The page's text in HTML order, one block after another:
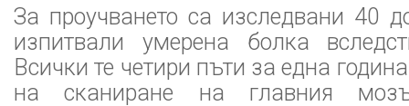
За проучването са изследвани 40
изпитвали умерена болка
Всички те четири пъти за една
на сканиране на главния